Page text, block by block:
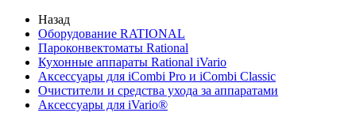
Назад
Оборудование RATIONAL
Пароконвектоматы Rational
Кухонные аппараты Rational iVario
Аксессуары для iCombi Pro и iCombi Classic
Очистители и средства ухода за аппаратами
Аксессуары для iVario®